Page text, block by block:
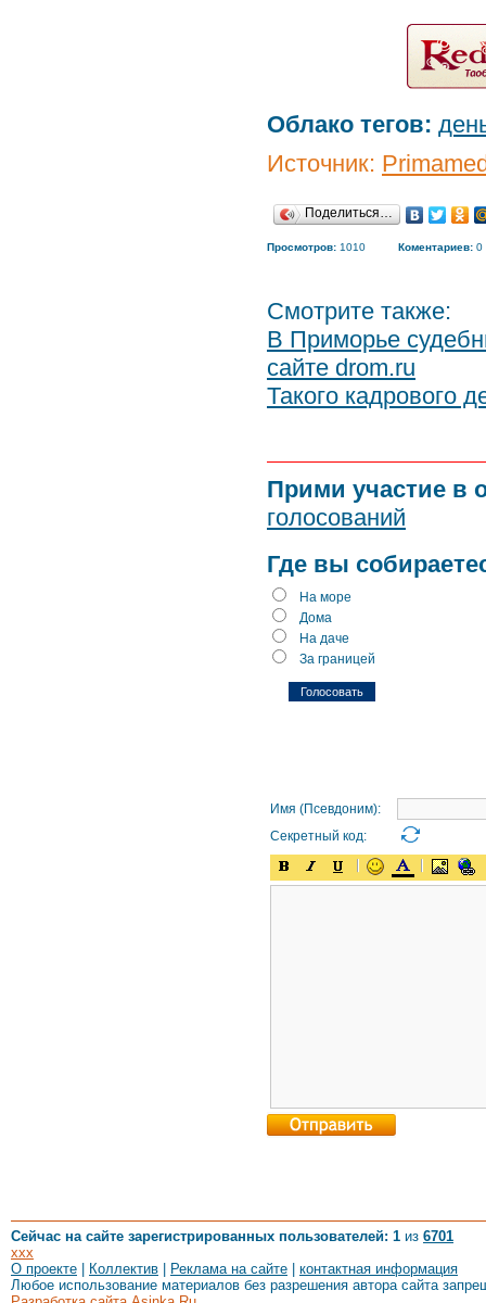
Облако тегов:
Источник:
Поделиться…
Просмотров: 1010 Коментариев: 0
Смотрите также:
В Приморье
сайте drom.ru
Такого кадрового
Прими участие в
голосований
Где вы
На море
Дома
На даче
За границей
Имя (Псевдоним):
Секретный код:
Сейчас на сайте зарегистрированных пользователей: 1 из 6701
xxx
О проекте
Коллектив Реклама на сайте
контактная информация
Любое использование материалов без разрешения автора сайта